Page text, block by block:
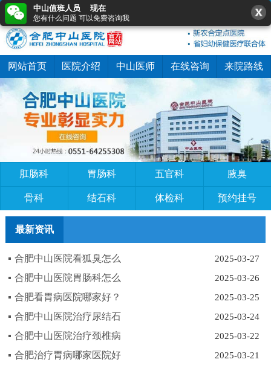
网站首页 医院介绍 中山医师 在线咨询 来院路线
肛肠科 胃肠科 五官科 腋臭
骨科 结石科 体检科 预约挂号
最新资讯
2025-03-27
合肥中山医院看狐臭怎么
2025-03-26
合肥中山医院胃肠科怎么
2025-03-25
合肥看胃病医院哪家好？
2025-03-24
合肥中山医院治疗尿结石
2025-03-22
合肥中山医院治疗颈椎病
2025-03-21
合肥治疗胃病哪家医院好
0551-64255308
中山值班人员 现在
您有什么问题 可以免费咨询我